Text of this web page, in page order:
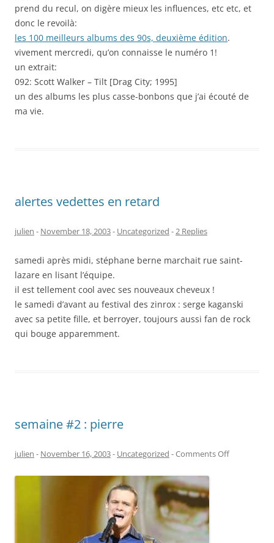
prend du recul, on digère mieux les influences, etc etc, et
donc le revoilà:
les 100 meilleurs albums des 90s, deuxième édition.
vivement mercredi, qu’on connaisse le numéro 1!
un extrait:
092: Scott Walker – Tilt [Drag City; 1995]
un des albums les plus casse-bonbons que j’ai écouté de
ma vie.
alertes vedettes en retard
julien - November 18, 2003- Uncategorized -2 Replies
samedi après midi, stéphane berne marchait rue saint-
lazare en lisant l’équipe.
il est tellement cool avec ses nouveaux cheveux !
le samedi d’avant au festival des zinrox : serge kaganski
avec sa petite fille, et berroyer, toujours aussi fan de rock
qui bouge apparemment.
semaine #2 : pierre
julien - November 16, 2003- Uncategorized -Comments Offon